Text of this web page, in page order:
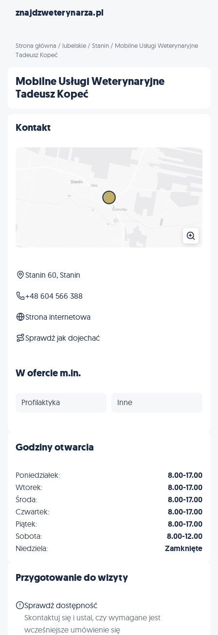
znajdzweterynarza.pl
Strona główna / lubelskie / Stanin / Mobilne Usługi Weterynaryjne
Tadeusz Kopeć
Mobilne Usługi Weterynaryjne
Tadeusz Kopeć
Kontakt
Stanin 60, Stanin
+48 604 566 388
Strona internetowa
Sprawdź jak dojechać
W ofercie m.in.
Profilaktyka Inne
Godziny otwarcia
Poniedziałek: 8.00-17.00
Wtorek: 8.00-17.00
Środa: 8.00-17.00
Czwartek: 8.00-17.00
Piątek: 8.00-17.00
Sobota: 8.00-12.00
Niedziela: Zamknięte
Przygotowanie do wizyty
Sprawdź dostępność
Skontaktuj się i ustal, czy wymagane jest
wcześniejsze umówienie się